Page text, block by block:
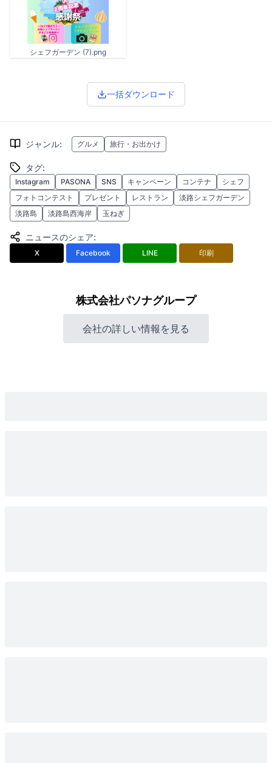
シェフガーデン (7).png
一括ダウンロード
ジャンル: グルメ 旅行・お出かけ
タグ:
Instagram PASONA SNS キャンペーン コンテナ
シェフ
フォトコンテスト
プレゼント レストラン
淡路シェフガーデン
淡路島
淡路島西海岸 玉ねぎ
ニュースのシェア:
X Facebook LINE 印刷
株式会社パソナグループ
会社の詳しい情報を見る